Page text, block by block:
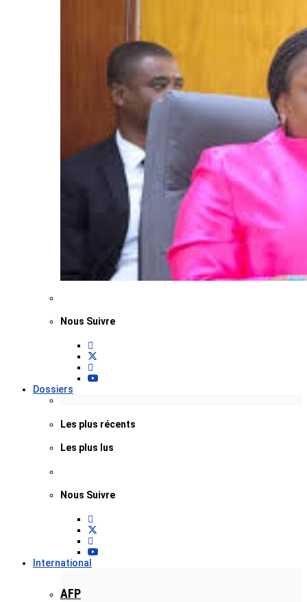
Nous Suivre
Dossiers
Les plus récents
Les plus lus
Nous Suivre
International
AFP